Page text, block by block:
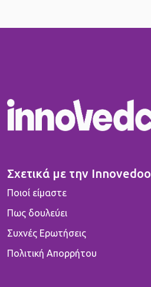
Σχετικά με την Innovedoo
Ποιοί είμαστε
Πως δουλεύει
Συχνές Ερωτήσεις
Πολιτική Απορρήτου